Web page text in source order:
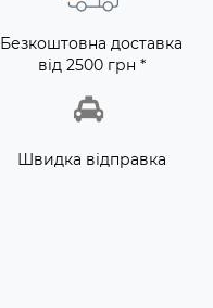
Безкоштовна доставка
від 2500 грн *
Швидка відправка